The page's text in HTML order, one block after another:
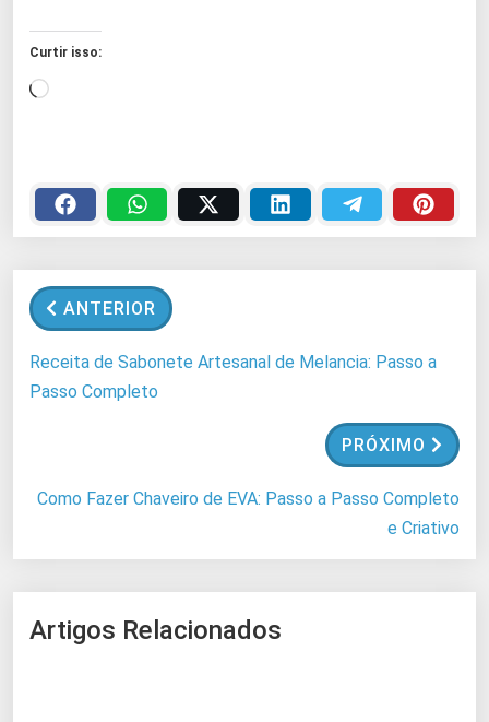
Curtir isso:
C
e
g
n
d
ANTERIOR
Receita de Sabonete Artesanal de Melancia: Passo a
Passo Completo
PRÓXIMO
Como Fazer Chaveiro de EVA: Passo a Passo Completo
e Criativo
Artigos Relacionados